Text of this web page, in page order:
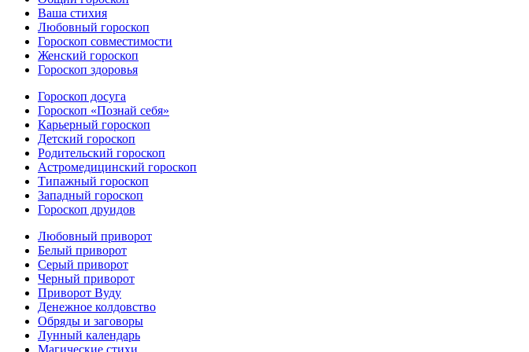
Ваша стихия
Любовный гороскоп
Гороскоп совместимости
Женский гороскоп
Гороскоп здоровья
Гороскоп досуга
Гороскоп «Познай себя»
Карьерный гороскоп
Детский гороскоп
Родительский гороскоп
Астромедицинский гороскоп
Типажный гороскоп
Западный гороскоп
Гороскоп друидов
Любовный приворот
Белый приворот
Серый приворот
Черный приворот
Приворот Вуду
Денежное колдовство
Обряды и заговоры
Лунный календарь
Магические стихи